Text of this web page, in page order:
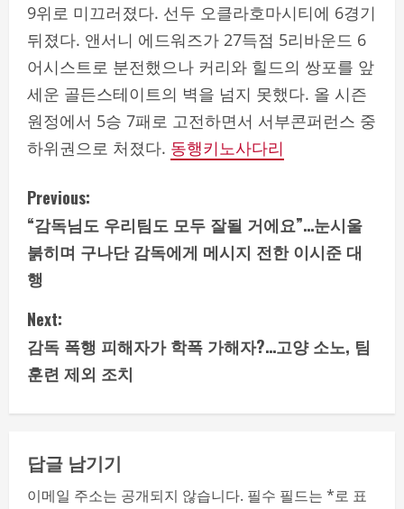
9위로 미끄러졌다. 선두 오클라호마시티에 6경기
뒤졌다. 앤서니 에드워즈가 27득점 5리바운드 6
어시스트로 분전했으나 커리와 힐드의 쌍포를 앞
세운 골든스테이트의 벽을 넘지 못했다. 올 시즌
원정에서 5승 7패로 고전하면서 서부콘퍼런스 중
하위권으로 처졌다. 동행키노사다리
C
o
n
t
i
n
u
e
Previous:
“감독님도 우리팀도 모두 잘될 거에요”…눈시울
붉히며 구나단 감독에게 메시지 전한 이시준 대
행
Next:
감독 폭행 피해자가 학폭 가해자?…고양 소노, 팀
훈련 제외 조치
답글 남기기
이메일 주소는 공개되지 않습니다. 필수 필드는 *로 표